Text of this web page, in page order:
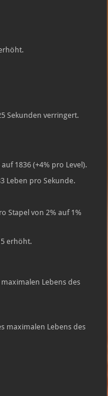
Sekunden verringert.
1836 (+4% pro Level).
Leben pro Sekunde.
Stapel von 2% auf 1%
erhöht.
Lebens des
maximalen Lebens des